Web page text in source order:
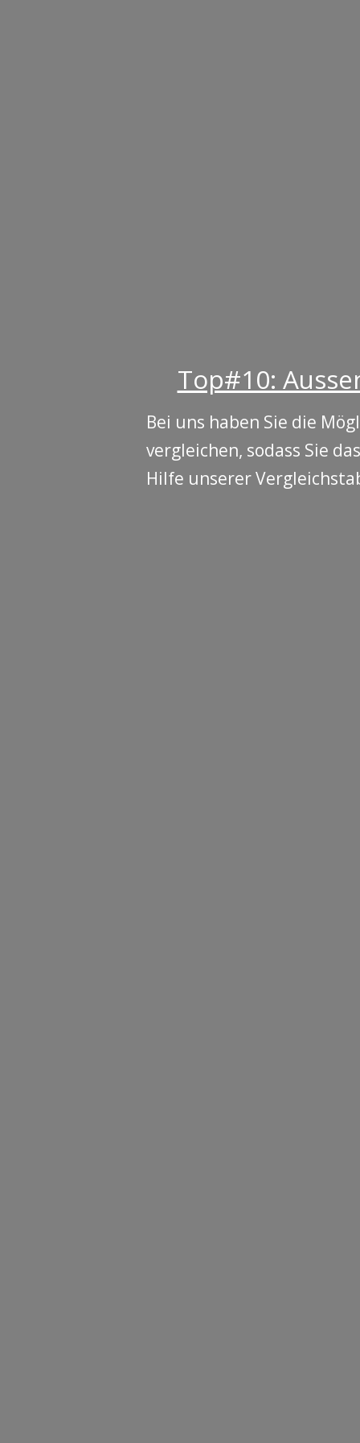
Top#10:
Bei uns haben Sie die
vergleichen, sodass Sie
Hilfe unserer